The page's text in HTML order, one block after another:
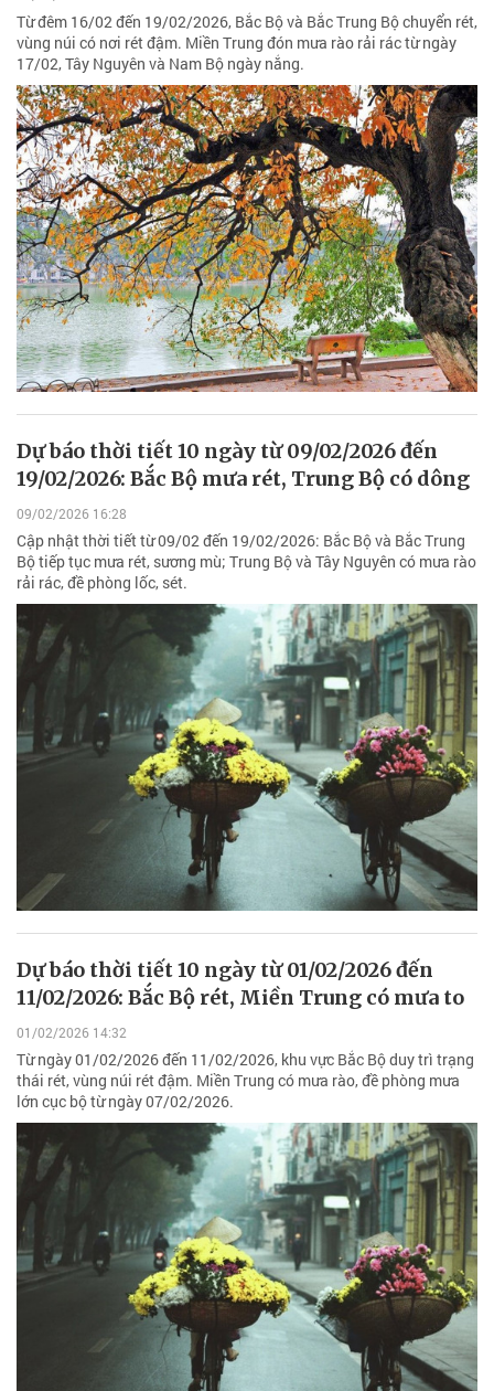
Từ đêm 16/02 đến 19/02/2026, Bắc Bộ và Bắc Trung Bộ chuyển rét,
vùng núi có nơi rét đậm. Miền Trung đón mưa rào rải rác từ ngày
17/02, Tây Nguyên và Nam Bộ ngày nắng.
Dự báo thời tiết 10 ngày từ 09/02/2026 đến
19/02/2026: Bắc Bộ mưa rét, Trung Bộ có dông
09/02/2026 16:28
Cập nhật thời tiết từ 09/02 đến 19/02/2026: Bắc Bộ và Bắc Trung
Bộ tiếp tục mưa rét, sương mù; Trung Bộ và Tây Nguyên có mưa rào
rải rác, đề phòng lốc, sét.
Dự báo thời tiết 10 ngày từ 01/02/2026 đến
11/02/2026: Bắc Bộ rét, Miền Trung có mưa to
01/02/2026 14:32
Từ ngày 01/02/2026 đến 11/02/2026, khu vực Bắc Bộ duy trì trạng
thái rét, vùng núi rét đậm. Miền Trung có mưa rào, đề phòng mưa
lớn cục bộ từ ngày 07/02/2026.